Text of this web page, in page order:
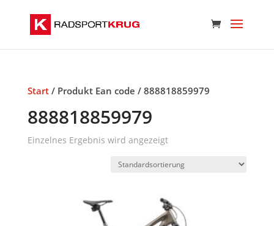
Start/ Produkt Ean code / 888818859979
888818859979
Einzelnes Ergebnis wird angezeigt